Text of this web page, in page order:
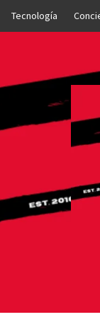
Tecnología